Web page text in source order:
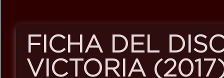
FICHA DEL
VICTORIA